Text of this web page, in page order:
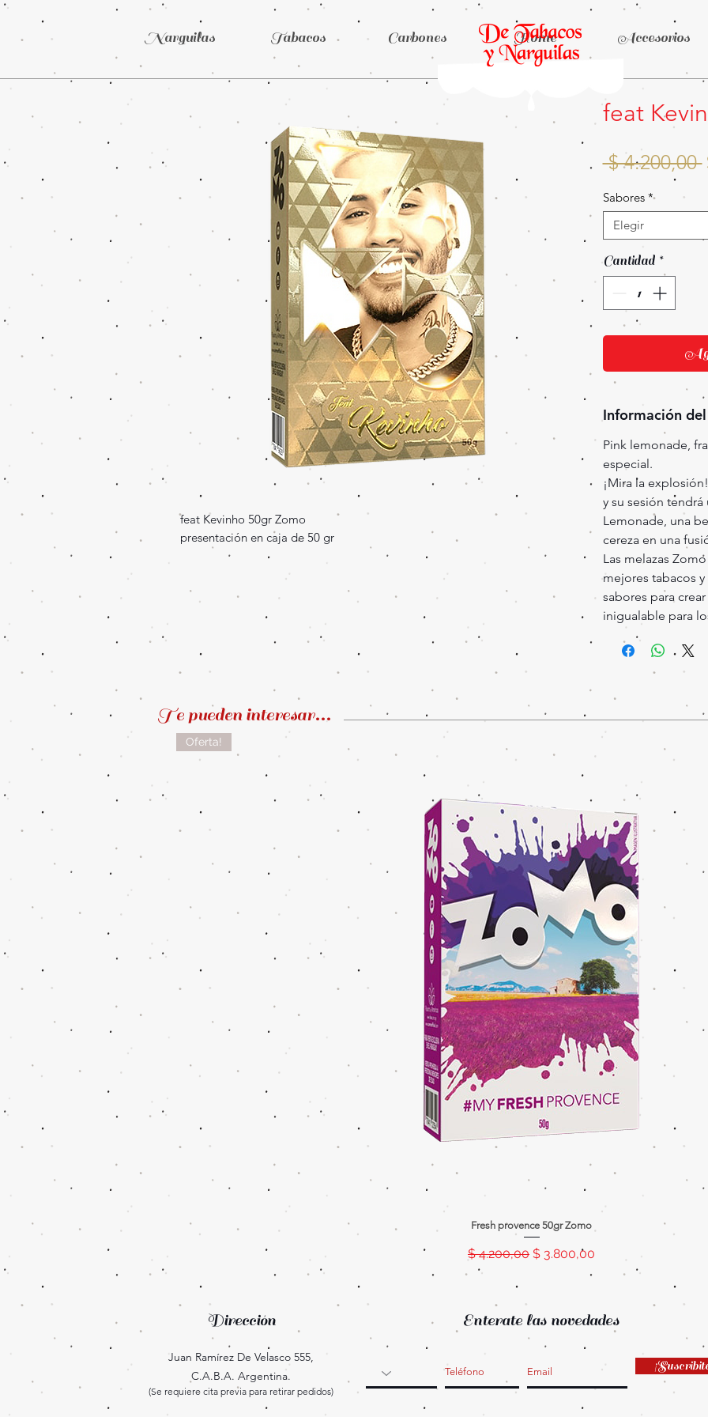
Narguilas Tabacos Carbones Home Accesorios
feat Kevinho 50gr Zomo
presentación en caja de 50 gr
feat
$ 4.200,00
Sabores *
Elegir
Cantidad *
Información
Pink lemonade,
especial.
¡Mira la
y su sesión
Lemonade, una
cereza en una
Las melazas
mejores tabacos
sabores para
inigualable para
Oferta!
Fresh provence 50gr Zomo
Precio
$ 4.200,00 Precio de oferta
$ 3.800,00
Te pueden interesar...
Dirección
Juan Ramírez De Velasco 555,
C.A.B.A. Argentina.
(Se requiere cita previa para retirar pedidos)
Enterate las novedades